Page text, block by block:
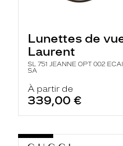
Lunettes de
Laurent
SL 751 JEANNE OPT 002
SA
À partir de
339,00 €